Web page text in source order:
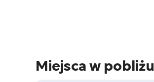
Miejsca w pobliżu